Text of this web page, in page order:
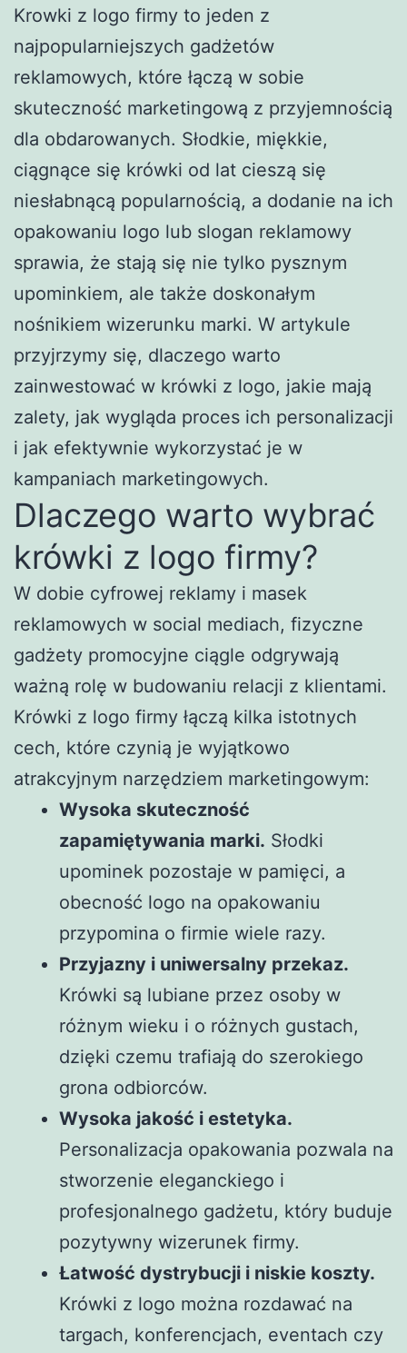
Krowki z logo firmy to jeden z
najpopularniejszych gadżetów
reklamowych, które łączą w sobie
skuteczność marketingową z przyjemnością
dla obdarowanych. Słodkie, miękkie,
ciągnące się krówki od lat cieszą się
niesłabnącą popularnością, a dodanie na ich
opakowaniu logo lub slogan reklamowy
sprawia, że stają się nie tylko pysznym
upominkiem, ale także doskonałym
nośnikiem wizerunku marki. W artykule
przyjrzymy się, dlaczego warto
zainwestować w krówki z logo, jakie mają
zalety, jak wygląda proces ich personalizacji
i jak efektywnie wykorzystać je w
kampaniach marketingowych.
Dlaczego warto wybrać
krówki z logo firmy?
W dobie cyfrowej reklamy i masek
reklamowych w social mediach, fizyczne
gadżety promocyjne ciągle odgrywają
ważną rolę w budowaniu relacji z klientami.
Krówki z logo firmy łączą kilka istotnych
cech, które czynią je wyjątkowo
atrakcyjnym narzędziem marketingowym:
Wysoka skuteczność
zapamiętywania marki. Słodki
upominek pozostaje w pamięci, a
obecność logo na opakowaniu
przypomina o firmie wiele razy.
Przyjazny i uniwersalny przekaz.
Krówki są lubiane przez osoby w
różnym wieku i o różnych gustach,
dzięki czemu trafiają do szerokiego
grona odbiorców.
Wysoka jakość i estetyka.
Personalizacja opakowania pozwala na
stworzenie eleganckiego i
profesjonalnego gadżetu, który buduje
pozytywny wizerunek firmy.
Łatwość dystrybucji i niskie koszty.
Krówki z logo można rozdawać na
targach, konferencjach, eventach czy